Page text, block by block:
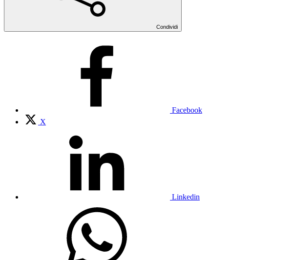
Condividi
Facebook
X
Linkedin